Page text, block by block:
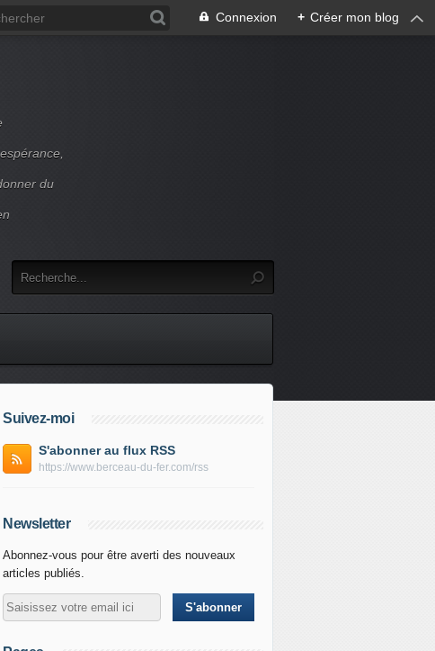
Connexion + Créer mon blog
du
Suivez-moi
S'abonner au flux RSS
https://www.berceau-du-fer.com/rss
Newsletter
Abonnez-vous pour être averti des nouveaux
articles publiés.